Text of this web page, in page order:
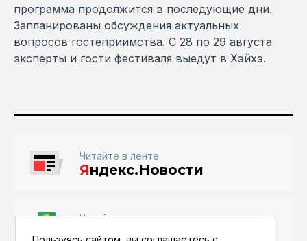
программа продолжится в последующие дни.
Запланированы обсуждения актуальных
вопросов гостеприимства. С 28 по 29 августа
эксперты и гости фестиваля выедут в Хэйхэ.
Читайте в ленте
Яндекс.Новости
Читайте в ленте
Google Новости